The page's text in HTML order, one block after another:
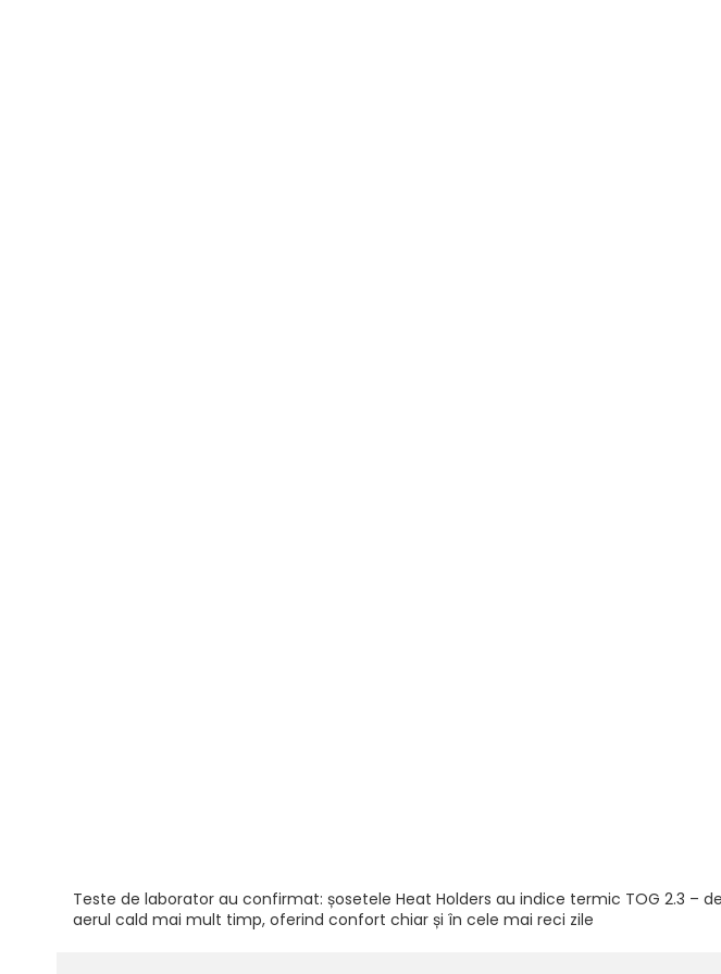
Teste de laborator au confirmat: șosetele Heat Holders au indice termic TOG 2.3 –
aerul cald mai mult timp, oferind confort chiar și în cele mai reci zile